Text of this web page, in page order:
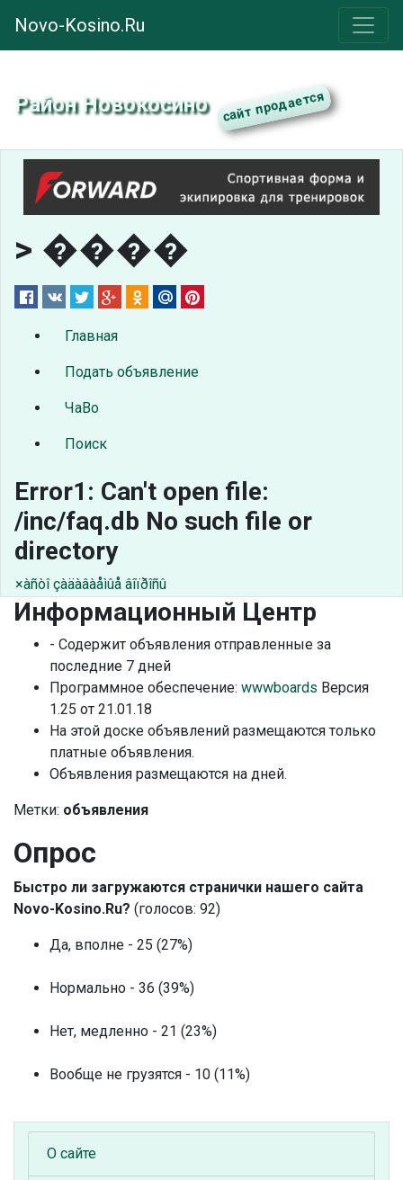
Novo-Kosino.Ru
Район Новокосино
> ����
Главная
Подать объявление
ЧаВо
Поиск
Error1: Can't open file:
/inc/faq.db No such file or
directory
×àñòî çàäàâàåìûå âîïðîñû
Информационный Центр
- Содержит объявления отправленные за
последние 7 дней
Программное обеспечение: wwwboards Версия
1.25 от 21.01.18
На этой доске объявлений размещаются только
платные объявления.
Объявления размещаются на дней.
Метки: объявления
Опрос
Быстро ли загружаются странички нашего сайта
Novo-Kosino.Ru? (голосов: 92)
Да, вполне - 25 (27%)
Нормально - 36 (39%)
Нет, медленно - 21 (23%)
Вообще не грузятся - 10 (11%)
О сайте